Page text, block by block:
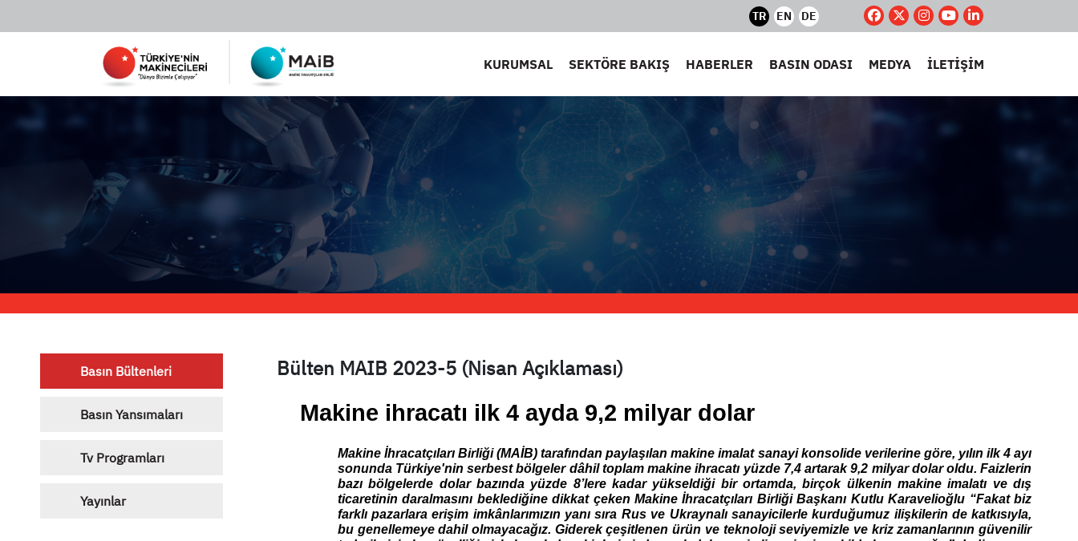
TR EN DE
KURUMSAL SEKTÖRE BAKIŞ HABERLER BASIN ODASI MEDYA İLETİŞİM
Basın Bültenleri
Basın Yansımaları
Tv Programları
Yayınlar
Bülten MAIB 2023-5 (Nisan Açıklaması)
Makine ihracatı ilk 4 ayda 9,2 milyar dolar
Makine İhracatçıları Birliği (MAİB) tarafından paylaşılan makine imalat sanayi konsolide verilerine göre, yılın ilk 4 ayı
sonunda Türkiye'nin serbest bölgeler dâhil toplam makine ihracatı yüzde 7,4 artarak 9,2 milyar dolar oldu. Faizlerin
bazı bölgelerde dolar bazında yüzde 8’lere kadar yükseldiği bir ortamda, birçok ülkenin makine imalatı ve dış
ticaretinin daralmasını beklediğine dikkat çeken Makine İhracatçıları Birliği Başkanı Kutlu Karavelioğlu “Fakat biz
farklı pazarlara erişim imkânlarımızın yanı sıra Rus ve Ukraynalı sanayicilerle kurduğumuz ilişkilerin de katkısıyla,
bu genellemeye dahil olmayacağız. Giderek çeşitlenen ürün ve teknoloji seviyemizle ve kriz zamanlarının güvenilir